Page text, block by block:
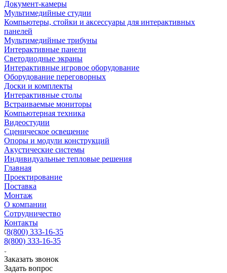
Документ-камеры
Мультимедийные студии
Компьютеры, стойки и аксессуары для интерактивных
панелей
Мультимедийные трибуны
Интерактивные панели
Светодиодные экраны
Интерактивные игровое оборудование
Оборудование переговорных
Доски и комплекты
Интерактивные столы
Встраиваемые мониторы
Компьютерная техника
Видеостудии
Cценическое освещение
Опоры и модули конструкций
Акустические системы
Индивидуальные тепловые решения
Главная
Проектирование
Поставка
Монтаж
О компании
Сотрудничество
Контакты
8(800) 333-16-35
8(800) 333-16-35
Заказать звонок
Задать вопрос